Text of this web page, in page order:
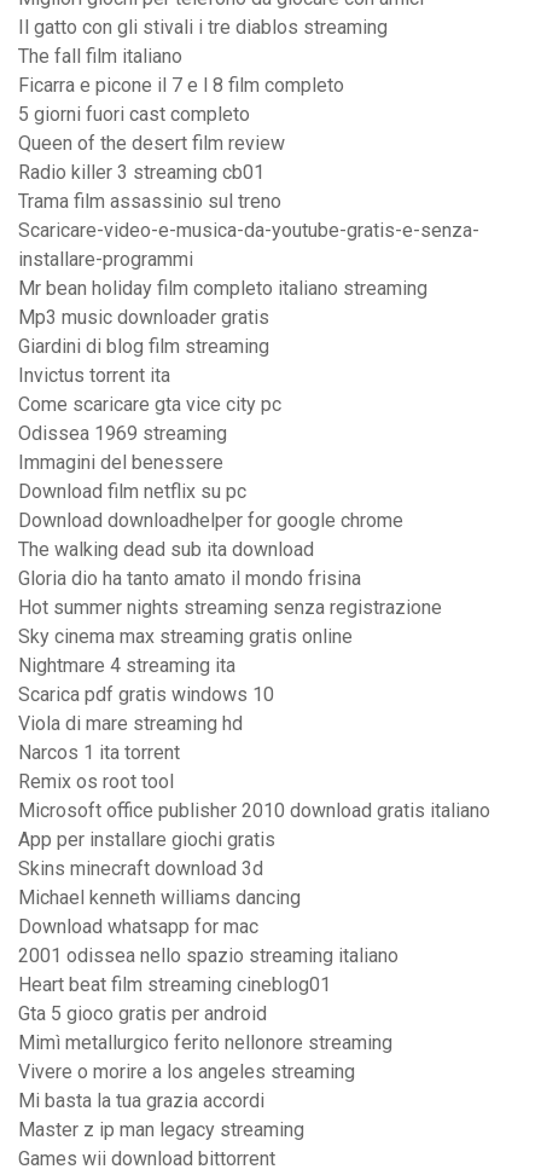
Il gatto con gli stivali i tre diablos streaming
The fall film italiano
Ficarra e picone il 7 e l 8 film completo
5 giorni fuori cast completo
Queen of the desert film review
Radio killer 3 streaming cb01
Trama film assassinio sul treno
Scaricare-video-e-musica-da-youtube-gratis-e-senza-
installare-programmi
Mr bean holiday film completo italiano streaming
Mp3 music downloader gratis
Giardini di blog film streaming
Invictus torrent ita
Come scaricare gta vice city pc
Odissea 1969 streaming
Immagini del benessere
Download film netflix su pc
Download downloadhelper for google chrome
The walking dead sub ita download
Gloria dio ha tanto amato il mondo frisina
Hot summer nights streaming senza registrazione
Sky cinema max streaming gratis online
Nightmare 4 streaming ita
Scarica pdf gratis windows 10
Viola di mare streaming hd
Narcos 1 ita torrent
Remix os root tool
Microsoft office publisher 2010 download gratis italiano
App per installare giochi gratis
Skins minecraft download 3d
Michael kenneth williams dancing
Download whatsapp for mac
2001 odissea nello spazio streaming italiano
Heart beat film streaming cineblog01
Gta 5 gioco gratis per android
Mimì metallurgico ferito nellonore streaming
Vivere o morire a los angeles streaming
Mi basta la tua grazia accordi
Master z ip man legacy streaming
Games wii download bittorrent